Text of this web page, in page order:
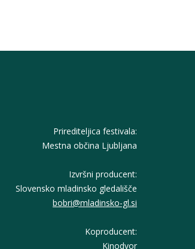
Prirediteljica festivala:
Mestna občina Ljubljana
Izvršni producent:
Slovensko mladinsko gledališče
bobri@mladinsko-gl.si
Koproducent:
Kinodvor